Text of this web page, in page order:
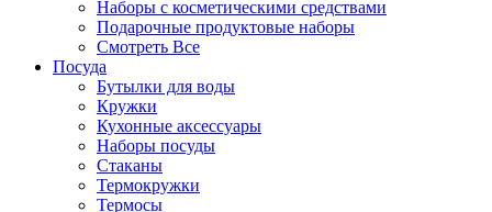
Наборы с косметическими средствами
Подарочные продуктовые наборы
Смотреть Все
Посуда
Бутылки для воды
Кружки
Кухонные аксессуары
Наборы посуды
Стаканы
Термокружки
Термосы